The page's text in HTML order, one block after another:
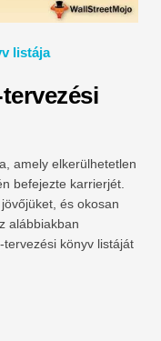
listája
amely elkerülhetetlen
befejezte karrierjét.
és okosan
alábbiakban
könyv listáját